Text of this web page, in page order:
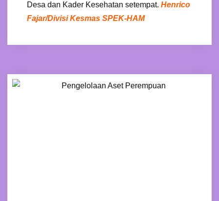
Desa dan Kader Kesehatan setempat. Henrico
Fajar/Divisi Kesmas SPEK-HAM